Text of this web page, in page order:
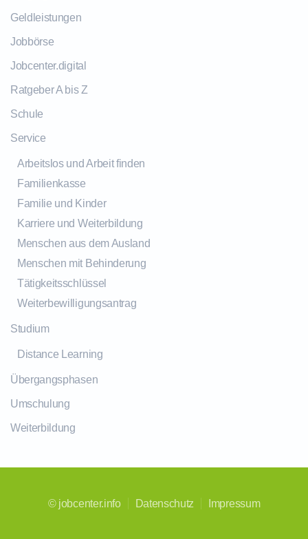
Geldleistungen
Jobbörse
Jobcenter.digital
Ratgeber A bis Z
Schule
Service
Arbeitslos und Arbeit finden
Familienkasse
Familie und Kinder
Karriere und Weiterbildung
Menschen aus dem Ausland
Menschen mit Behinderung
Tätigkeitsschlüssel
Weiterbewilligungsantrag
Studium
Distance Learning
Übergangsphasen
Umschulung
Weiterbildung
© jobcenter.info Datenschutz Impressum